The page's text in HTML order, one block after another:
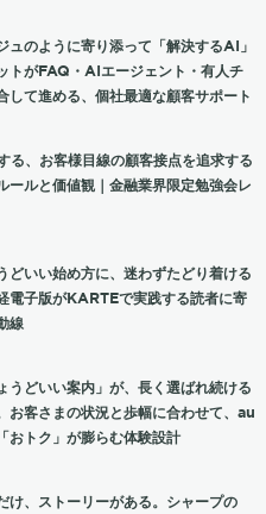
ュのように寄り添って「解決するAI」
トがFAQ・AIエージェント・有人チ
して進める、個社最適な顧客サポート
る、お客様目線の顧客接点を追求する
ールと価値観｜金融業界限定勉強会レ
どいい始め方に、迷わずたどり着ける
電子版がKARTEで実践する読者に寄
線
うどいい案内」が、長く選ばれ続ける
お客さまの状況と歩幅に合わせて、au
おトク」が膨らむ体験設計
け、ストーリーがある。シャープの